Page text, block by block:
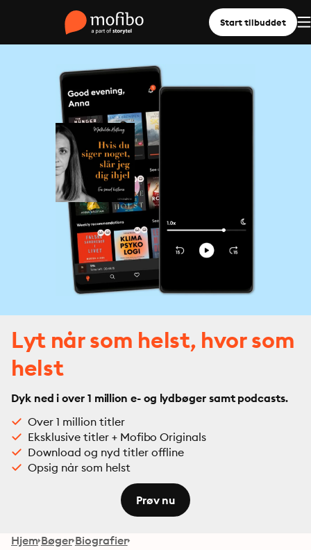
Start tilbuddet
Lyt når som helst, hvor som
helst
Dyk ned i over 1 million e- og lydbøger samt podcasts.
Over 1 million titler
Eksklusive titler + Mofibo Originals
Download og nyd titler offline
Opsig når som helst
Prøv nu
Hjem Bøger Biografier